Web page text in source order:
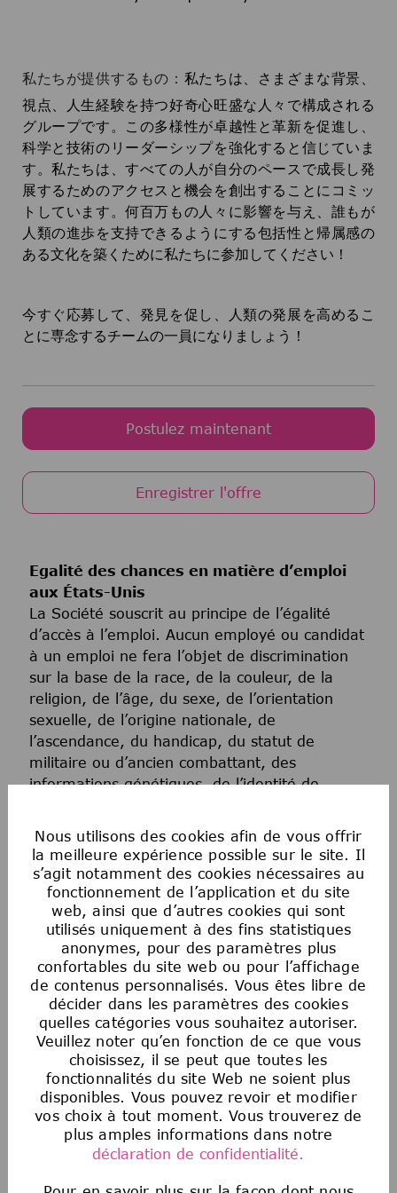
Nous utilisons des cookies afin de vous offrir
la meilleure expérience possible sur le site. Il
s’agit notamment des cookies nécessaires au
fonctionnement de l’application et du site
web, ainsi que d’autres cookies qui sont
utilisés uniquement à des fins statistiques
anonymes, pour des paramètres plus
confortables du site web ou pour l’affichage
de contenus personnalisés. Vous êtes libre de
décider dans les paramètres des cookies
quelles catégories vous souhaitez autoriser.
Veuillez noter qu’en fonction de ce que vous
choisissez, il se peut que toutes les
fonctionnalités du site Web ne soient plus
disponibles. Vous pouvez revoir et modifier
vos choix à tout moment. Vous trouverez de
plus amples informations dans notre
déclaration de confidentialité.
私たちが提供するもの： 私たちは、さまざまな背景、
視点、人生経験を持つ好奇心旺盛な人々で構成される
グループです。この多様性が卓越性と革新を促進し、
科学と技術のリーダーシップを強化すると信じていま
す。私たちは、すべての人が自分のペースで成長し発
展するためのアクセスと機会を創出することにコミッ
トしています。何百万もの人々に影響を与え、誰もが
人類の進歩を支持できるようにする包括性と帰属感の
ある文化を築くために私たちに参加してください！
今すぐ応募して、発見を促し、人類の発展を高めるこ
とに専念するチームの一員になりましょう！
Postulez maintenant
Enregistrer l'offre
Egalité des chances en matière d’emploi
aux États-Unis
La Société souscrit au principe de l’égalité
d’accès à l’emploi. Aucun employé ou candidat
à un emploi ne fera l’objet de discrimination
sur la base de la race, de la couleur, de la
religion, de l’âge, du sexe, de l’orientation
sexuelle, de l’origine nationale, de
l’ascendance, du handicap, du statut de
militaire ou d’ancien combattant, des
informations génétiques, de l’identité de
matrimonial ou de toute autre classification
protégée par la loi fédérale, étatique ou locale
applicable. Cette politique d’égalité des
chances en matière d’emploi s’applique à
toutes les politiques et à tous les programmes
relatifs au recrutement et à l’embauche, à la
promotion, à la rémunération, aux avantages
sociaux, à la discipline, au licenciement et à
toutes les autres conditions d’emploi. Tout
candidat ou employé qui estime avoir été
victime de discrimination de la part de la
Société ou de toute personne agissant au nom
de la Société doit immédiatement signaler
toute préoccupation à son partenaire
commercial des ressources humaines, au
service juridique ou à la conformité. La
représailles à l’encontre d’une personne qui a